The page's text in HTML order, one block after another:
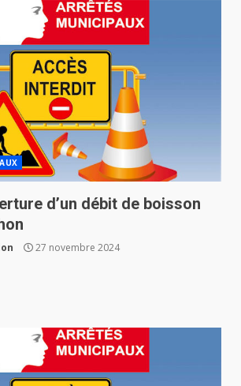
d’un débit de boisson
27 novembre 2024